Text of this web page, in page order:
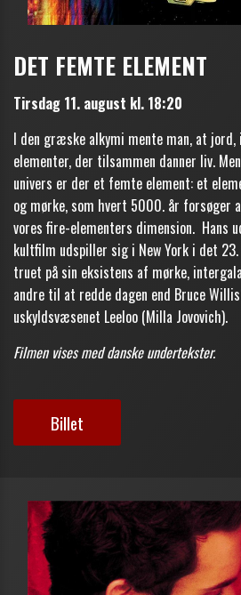
DET FEMTE ELEMENT
Tirsdag 11. august kl. 18:20
I den græske alkymi mente man, at
elementer, der tilsammen danner liv.
univers er der et femte element: et
og mørke, som hvert 5000. år forsøger
vores fire-elementers dimension. Hans
kultfilm udspiller sig i New York i det
truet på sin eksistens af mørke,
andre til at redde dagen end Bruce
uskyldsvæsenet Leeloo (Milla Jovovich).
Filmen vises med danske undertekster.
Billet